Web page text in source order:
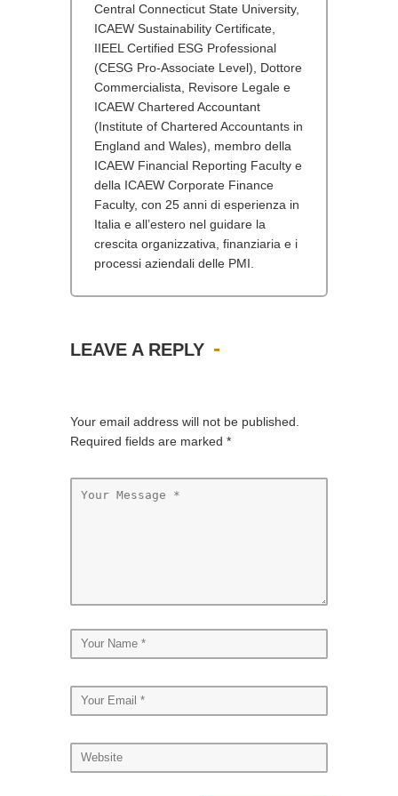
Central Connecticut State University,
ICAEW Sustainability Certificate,
IIEEL Certified ESG Professional
(CESG Pro-Associate Level), Dottore
Commercialista, Revisore Legale e
ICAEW Chartered Accountant
(Institute of Chartered Accountants in
England and Wales), membro della
ICAEW Financial Reporting Faculty e
della ICAEW Corporate Finance
Faculty, con 25 anni di esperienza in
Italia e all’estero nel guidare la
crescita organizzativa, finanziaria e i
processi aziendali delle PMI.
LEAVE A REPLY
Your email address will not be published.
Required fields are marked *